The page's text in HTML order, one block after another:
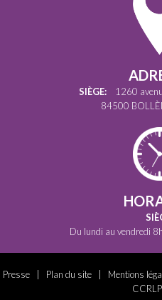
SIÈGE: 1260
84500
Du lundi au vendredi
Presse| Plan du site| Mentions